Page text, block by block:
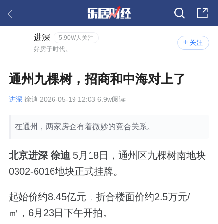
关注
进深 5.90W人关注
好房子时代。
通州九棵树，招商和中海对上了
进深 徐迪 2026-05-19 12:03 6.9w阅读
在通州，两家房企有着微妙的竞合关系。
北京进深 徐迪 5月18日，通州区九棵树南地块
0302-6016地块正式挂牌。
起始价约8.45亿元，折合楼面价约2.5万元/
㎡，6月23日下午开拍。